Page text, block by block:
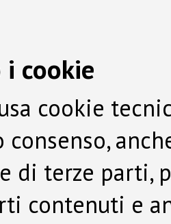
cookie
cookie
consenso,
di terze parti,
contenuti e